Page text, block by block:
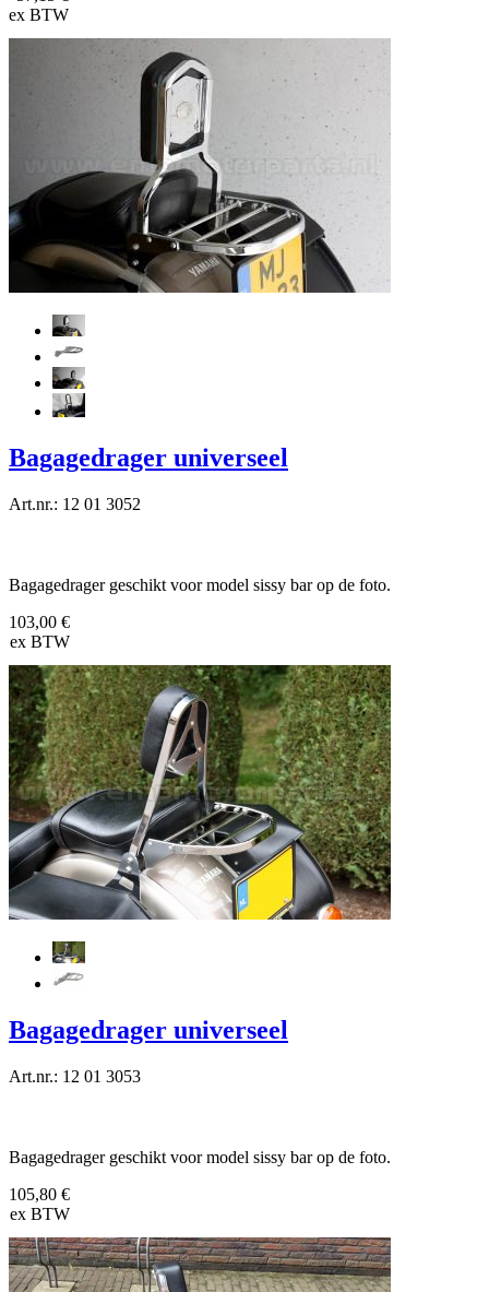
ex BTW
Bagagedrager universeel
Art.nr.: 12 01 3052
Bagagedrager geschikt voor model sissy bar op de foto.
103,00 €
ex BTW
Bagagedrager universeel
Art.nr.: 12 01 3053
Bagagedrager geschikt voor model sissy bar op de foto.
105,80 €
ex BTW